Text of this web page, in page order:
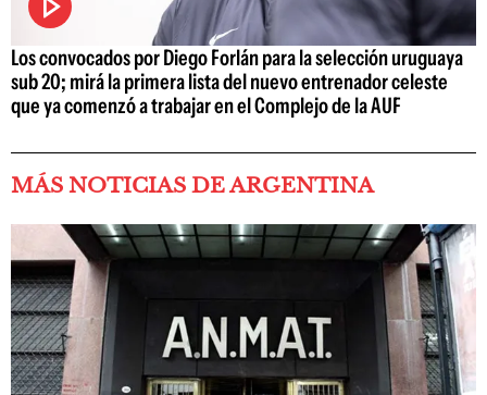
Los convocados por Diego Forlán para la selección uruguaya
sub 20; mirá la primera lista del nuevo entrenador celeste
que ya comenzó a trabajar en el Complejo de la AUF
MÁS NOTICIAS DE ARGENTINA